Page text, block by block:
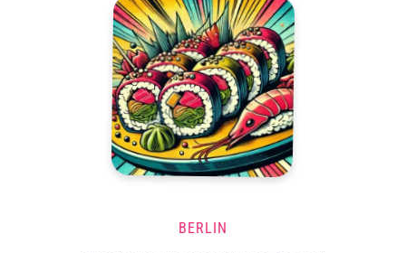
BERLIN